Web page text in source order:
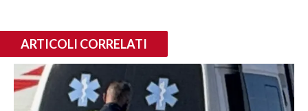
ARTICOLI CORRELATI